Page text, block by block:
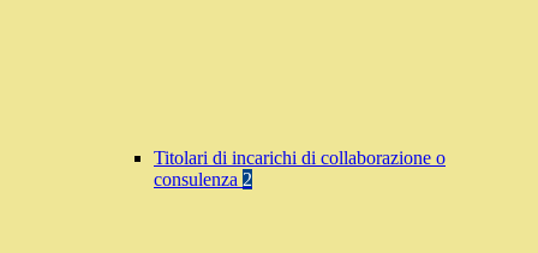
Titolari di incarichi di collaborazione o
consulenza 2